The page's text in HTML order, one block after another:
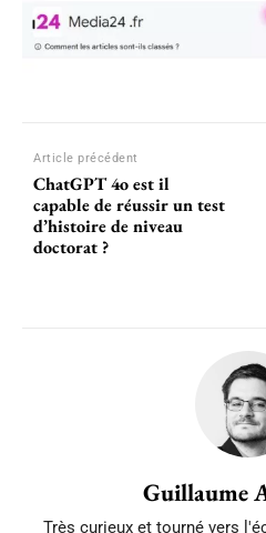
Article précédent
ChatGPT 4o est il
capable de réussir un test
d’histoire de niveau
doctorat ?
Guillaume
Très curieux et tourné vers